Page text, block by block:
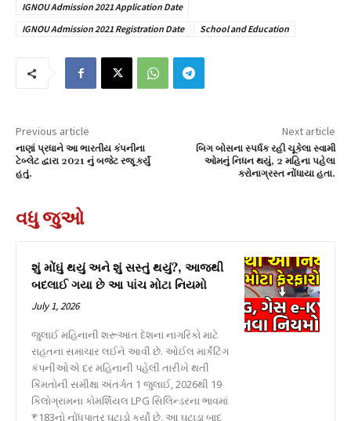
IGNOU Admission 2021 Application Date
IGNOU Admission 2021 Registration Date
School and Education
Previous article
નાણાં પ્રધાને આ ભારતીય કંપનીના
ટેબ્લેટ દ્વારા 2021 નું બજેટ રજૂ કર્યું
હતું.
Next article
બિગ બોસના સ્પર્ધક રહી ચૂકેલા સ્વામી
ઓમનું નિધન થયું, 2 મહિના પહેલા
કરોનાગ્રસ્ત નોંધાયા હતા.
વધુ જુઓ
શું મોંઘું થયું અને શું સસ્તું થયું?, આજથી
બદલાઈ ગયા છે આ પાંચ મોટા નિયમો
July 1, 2026
જુલાઈ મહિનાની શરૂઆત દેશના નાગરિકો માટે
રાહતના સમાચાર લઈને આવી છે. ઓઈલ માર્કેટિંગ
કંપનીઓએ દર મહિનાની પહેલી તારીખે થતી
કિંમતોની સમીક્ષા અંતર્ગત 1 જુલાઈ, 2026થી 19
કિલોગ્રામના કોમર્શિયલ LPG સિલિન્ડરના ભાવમાં
₹183નો નોંધપાત્ર ઘટાડો કર્યો છે. આ ઘટાડા બાદ